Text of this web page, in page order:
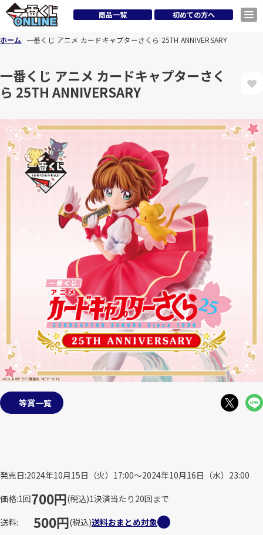
商品一覧 初めての方へ
ホーム 一番くじ アニメ カードキャプターさくら 25TH ANNIVERSARY
一番くじ アニメ カードキャプターさく
ら 25TH ANNIVERSARY
等賞一覧
発売日 2024年10月15日（火）17:00～2024年10月16日（水）23:00
価格 1回700円(税込)1決済当たり20回まで
送料
500円(税込)送料おまとめ対象